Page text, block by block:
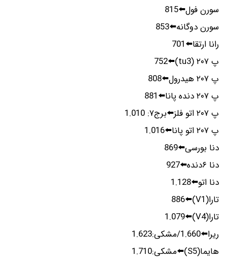
سورن فول⬅️815
سورن دوگانه⬅️853
رانا ارتقا⬅️701
پ ۲۰۷ (tu3)⬅️752
پ ۲۰۷ هیدرول⬅️808
پ ۲۰۷ دنده پانا⬅️881
پ ۲۰۷ اتو فلز⬅️برج۷: 1.010
پ ۲۰۷ اتو پانا⬅️1.016
دنا بورسی⬅️869
دنا ۶دنده⬅️927
دنا اتو⬅️1.128
تارا(V1)⬅️886
تارا(V4)⬅️1.079
ریرا⬅️1.660/مشکی:1.623
هایما(S5)⬅️مشکی:1.710